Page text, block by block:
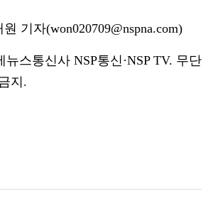
기자(won020709@nspna.com)
스통신사 NSP통신·NSP TV. 무단
지.